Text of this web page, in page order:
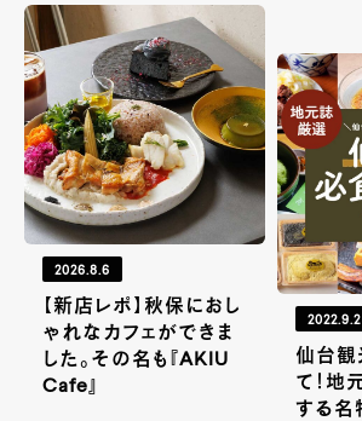
2026.8.6
【新店レポ】秋保におし
ゃれなカフェができま
した。その名も『AKIU
Cafe』
2022.9.2
仙台観
て！地
する名